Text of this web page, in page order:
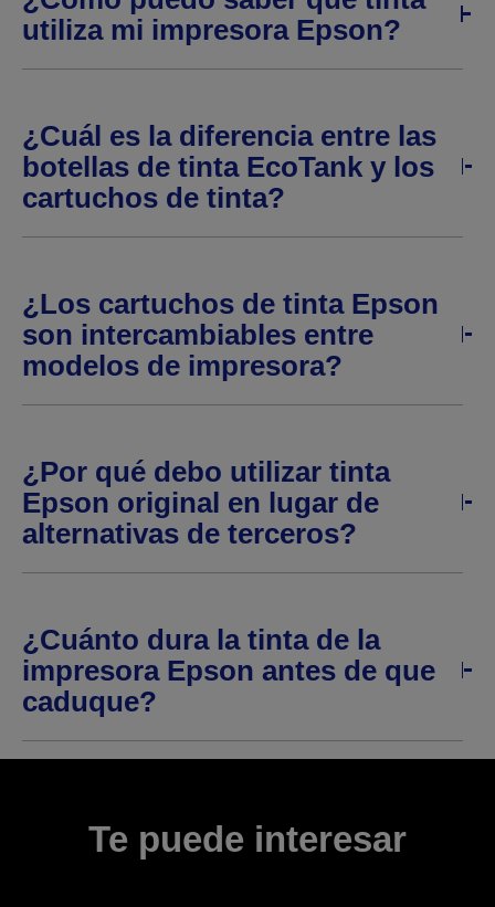
utiliza mi impresora Epson?
¿Cuál es la diferencia entre las
botellas de tinta EcoTank y los
cartuchos de tinta?
¿Los cartuchos de tinta Epson
son intercambiables entre
modelos de impresora?
¿Por qué debo utilizar tinta
Epson original en lugar de
alternativas de terceros?
¿Cuánto dura la tinta de la
impresora Epson antes de que
caduque?
Te puede interesar